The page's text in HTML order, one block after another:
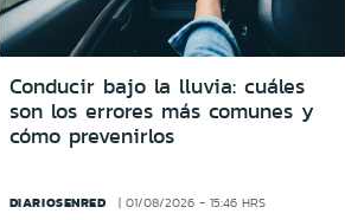
Conducir bajo la lluvia: cuáles
son los errores más comunes y
cómo prevenirlos
DIARIOSENRED 01/08/2026 - 15:46 HRS